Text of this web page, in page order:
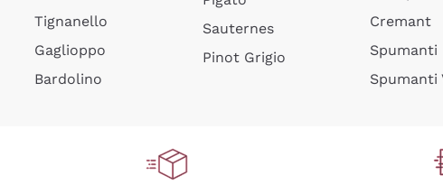
Tignanello
Gaglioppo
Bardolino
Sauternes
Pinot Grigio
Cremant
Spumanti
Spumanti